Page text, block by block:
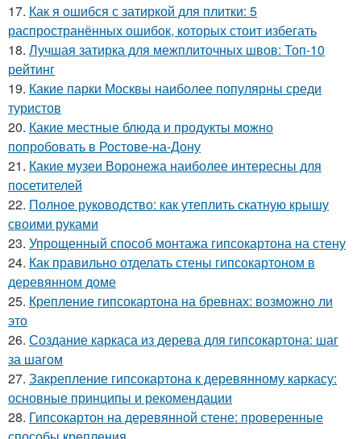
17. Как я ошибся с затиркой для плитки: 5
распространённых ошибок, которых стоит избегать
18. Лучшая затирка для межплиточных швов: Топ-10
рейтинг
19. Какие парки Москвы наиболее популярны среди
туристов
20. Какие местные блюда и продукты можно
попробовать в Ростове-на-Дону
21. Какие музеи Воронежа наиболее интересны для
посетителей
22. Полное руководство: как утеплить скатную крышу
своими руками
23. Упрощенный способ монтажа гипсокартона на стену
24. Как правильно отделать стены гипсокартоном в
деревянном доме
25. Крепление гипсокартона на бревнах: возможно ли
это
26. Создание каркаса из дерева для гипсокартона: шаг
за шагом
27. Закрепление гипсокартона к деревянному каркасу:
основные принципы и рекомендации
28. Гипсокартон на деревянной стене: проверенные